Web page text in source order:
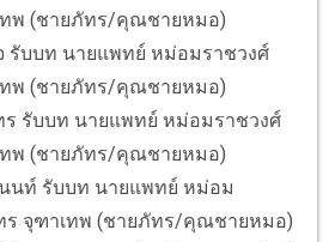
พ (ชายภัทร/คุณชายหมอ)
รับบท นายแพทย์ หม่อมราชวงศ์
พ (ชายภัทร/คุณชายหมอ)
รับบท นายแพทย์ หม่อมราชวงศ์
พ (ชายภัทร/คุณชายหมอ)
นท์ รับบท นายแพทย์ หม่อม
จุฑาเทพ (ชายภัทร/คุณชายหมอ)